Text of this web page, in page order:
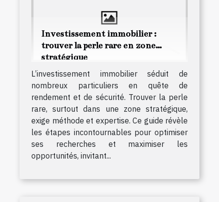
Investissement immobilier :
trouver la perle rare en zone
stratégique
L’investissement immobilier séduit de
nombreux particuliers en quête de
rendement et de sécurité. Trouver la perle
rare, surtout dans une zone stratégique,
exige méthode et expertise. Ce guide révèle
les étapes incontournables pour optimiser
ses recherches et maximiser les
opportunités, invitant...